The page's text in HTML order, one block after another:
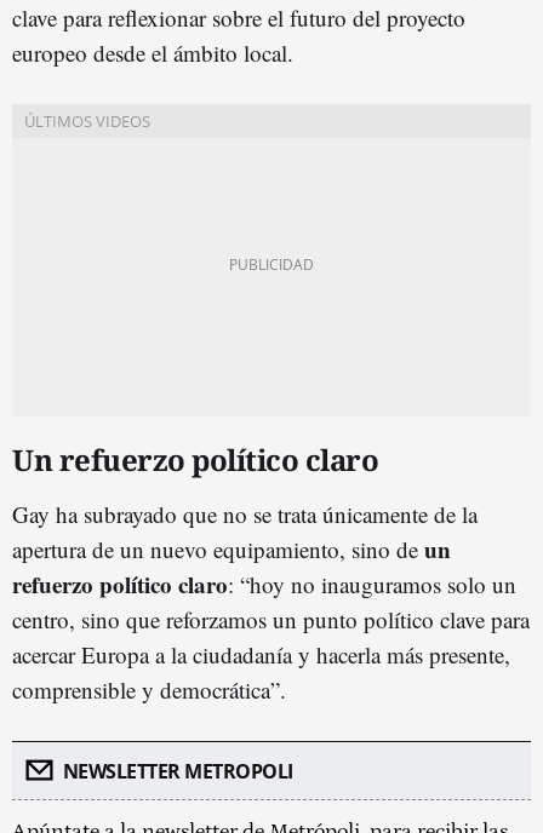
clave para reflexionar sobre el futuro del proyecto
europeo desde el ámbito local.
Un refuerzo político claro
Gay ha subrayado que no se trata únicamente de la
apertura de un nuevo equipamiento, sino de un
refuerzo político claro: “hoy no inauguramos solo un
centro, sino que reforzamos un punto político clave para
acercar Europa a la ciudadanía y hacerla más presente,
comprensible y democrática”.
NEWSLETTER METROPOLI